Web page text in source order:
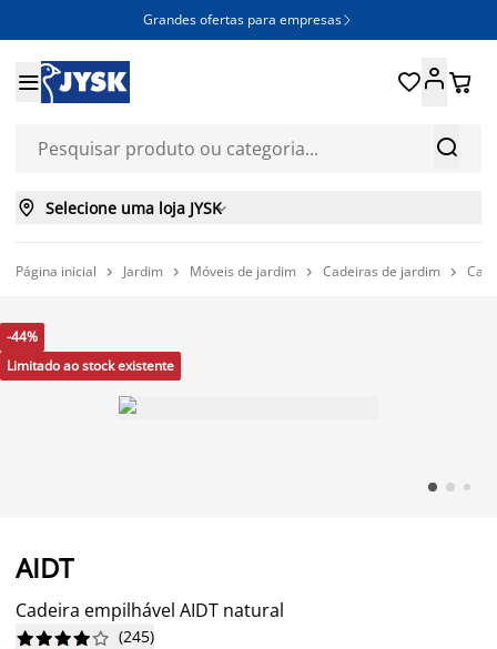
Grandes ofertas para empresas 


 
 Selecione uma loja JYSK
Página inicial  Jardim  Móveis de jardim  Cadeiras de jardim 
-44%
Limitado ao stock existente
AIDT
Cadeira empilhável AIDT natural





 (245)